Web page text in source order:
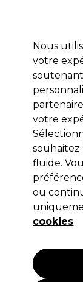
Marques Bons
Après
S-PRO
Blanche
148,67 €
OFFRE
Nous
votre
votre
fluide.
ou
cookies